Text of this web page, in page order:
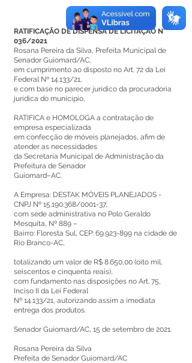
RATIFICAÇÃO DE DISPENSA DE LICITAÇÃO N°
036/2021
Rosana Pereira da Silva, Prefeita Municipal de
Senador Guiomard/AC,
em cumprimento ao disposto no Art. 72 da Lei
Federal Nº 14.133/21,
e com base no parecer jurídico da procuradoria
jurídica do município,
RATIFICA e HOMOLOGA a contratação de
empresa especializada
em confecção de móveis planejados, afim de
atender as necessidades
da Secretaria Municipal de Administração da
Prefeitura de Senador
Guiomard–AC.
A Empresa: DESTAK MÓVEIS PLANEJADOS -
CNPJ Nº 15.190.368/0001-37,
com sede administrativa no Polo Geraldo
Mesquita, Nº 889 –
Bairro: Floresta Sul, CEP: 69.923-899 na cidade de
Rio Branco-AC,
totalizando um valor de R$ 8.650,00 (oito mil,
seiscentos e cinquenta reais),
com fundamento nas disposições no Art. 75,
Inciso II da Lei Federal
Nº 14.133/21, autorizando assim a imediata
entrega dos produtos.
Senador Guiomard/AC, 15 de setembro de 2021.
Rosana Pereira da Silva
Prefeita de Senador Guiomard/AC